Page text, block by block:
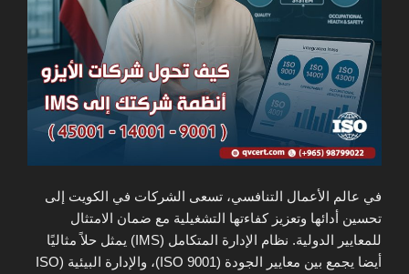
في عالم الأعمال التنافسي، تسعى الشركات في الكويت إلى
تحسين أدائها وتعزيز كفاءتها التشغيلية مع ضمان الامتثال
للمعايير الدولية. نظام الإدارة المتكامل (IMS) يمثل حلاً مثاليًا
أيضا يجمع بين معايير الجودة (ISO 9001)، والإدارة البيئية (ISO